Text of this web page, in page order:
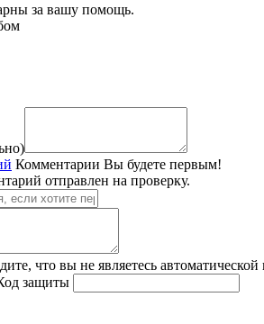
за вашу помощь.
Комментарии Вы будете первым!
отправлен на проверку.
что вы не являетесь
защиты